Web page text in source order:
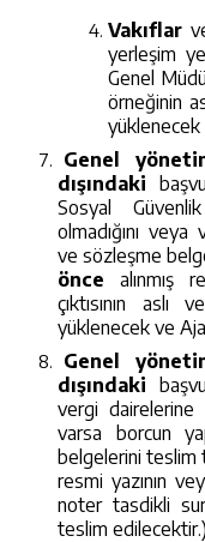
Vakıflar
yerleşim
Genel
örneğinin
Genel
dışındaki
Sosyal
olmadığını veya
ve sözleşme
önce alınmış
çıktısının
yüklenecek ve
Genel
dışındaki
vergi dairelerine
varsa borcun
belgelerini teslim
resmi yazının
noter tasdikli
teslim edilecektir.)